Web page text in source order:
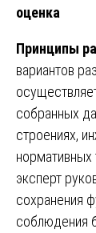
оценка
Принципы
вариантов
собранных
строениях,
нормативных
эксперт
сохранения
соблюдения